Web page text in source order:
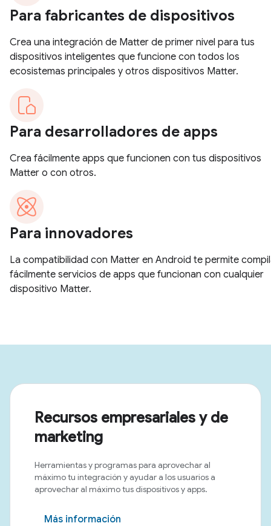
Recursos empresariales y de
marketing
Herramientas y programas para aprovechar al
máximo tu integración y ayudar a los usuarios a
aprovechar al máximo tus dispositivos y apps.
Más información